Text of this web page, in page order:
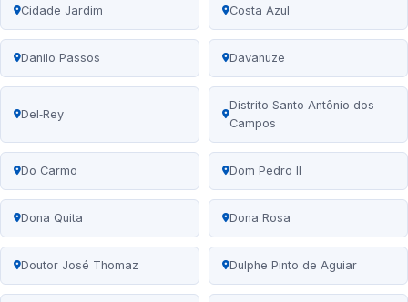
Cidade Jardim Costa Azul
Danilo Passos Davanuze
Del‑Rey
Distrito Santo Antônio dos
Campos
Do Carmo Dom Pedro II
Dona Quita Dona Rosa
Doutor José Thomaz Dulphe Pinto de Aguiar